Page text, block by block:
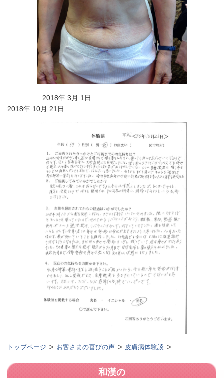
2018年 3月 1日
2018年 10月 21日
トップページ お客さまの喜びの声 皮膚病体験談
和漢の